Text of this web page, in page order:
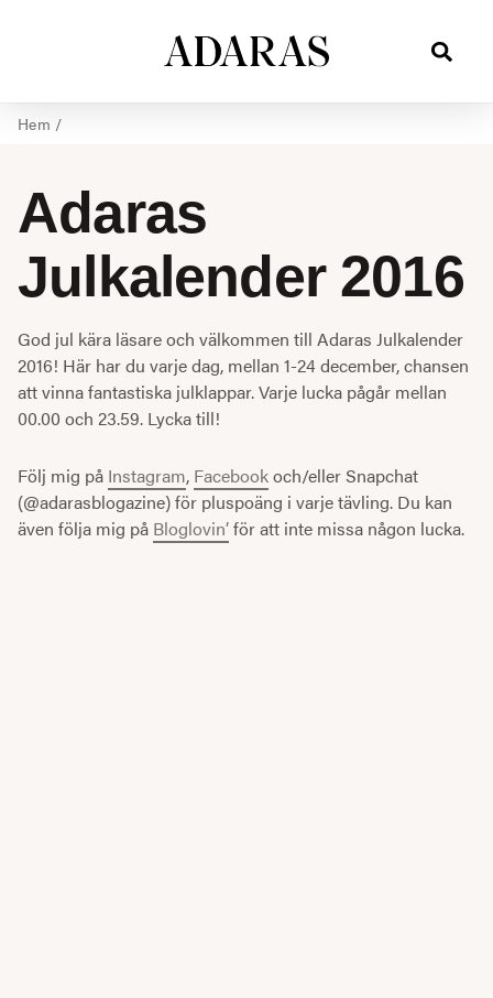
Hem /
Adaras
Julkalender 2016
God jul kära läsare och välkommen till Adaras Julkalender
2016! Här har du varje dag, mellan 1-24 december, chansen
att vinna fantastiska julklappar. Varje lucka pågår mellan
00.00 och 23.59. Lycka till!
Följ mig på Instagram, Facebookoch/eller Snapchat
(@adarasblogazine) för pluspoäng i varje tävling. Du kan
även följa mig på Bloglovin’för att inte missa någon lucka.